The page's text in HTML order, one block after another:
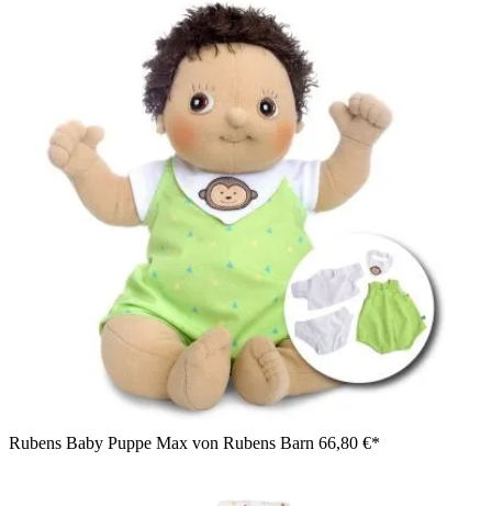
Rubens Baby Puppe Max von Rubens Barn 66,80 €*